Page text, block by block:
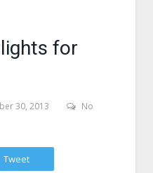
for
30, 2013
No
Tweet